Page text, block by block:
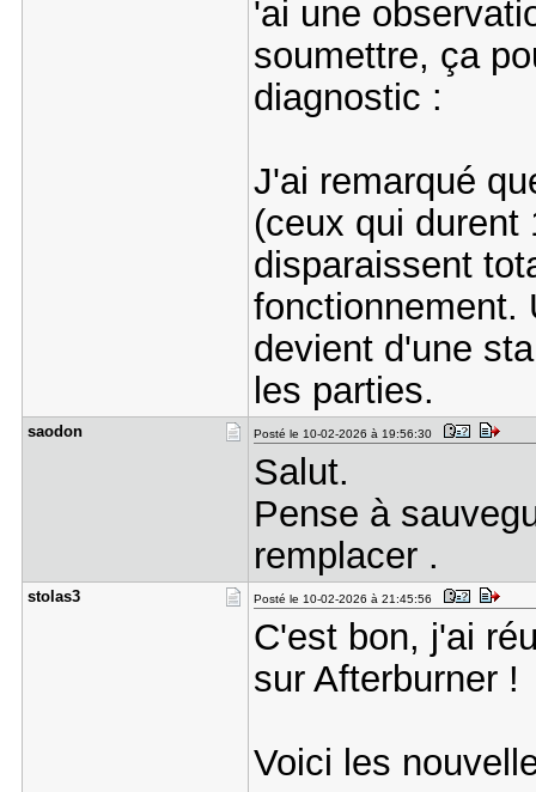
'ai une
soumettre, ça
diagnostic :
J'ai remarqué
(ceux qui durent
disparaissent
fonctionnement.
devient d'une
les parties.
saodon Posté le 10-02-2026 à 19:56:30
Salut.
Pense à
remplacer .
stolas3 Posté le 10-02-2026 à 21:45:56
C'est bon, j'ai
sur Afterburner !
Voici les